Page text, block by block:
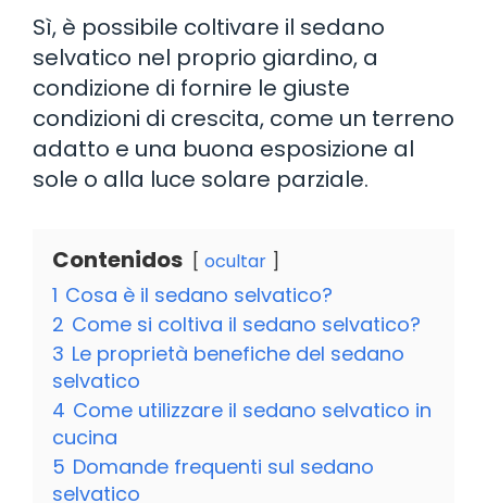
Sì, è possibile coltivare il sedano
selvatico nel proprio giardino, a
condizione di fornire le giuste
condizioni di crescita, come un terreno
adatto e una buona esposizione al
sole o alla luce solare parziale.
Contenidos ocultar
1 Cosa è il sedano selvatico?
2 Come si coltiva il sedano selvatico?
3 Le proprietà benefiche del sedano
selvatico
4 Come utilizzare il sedano selvatico in
cucina
5 Domande frequenti sul sedano
selvatico